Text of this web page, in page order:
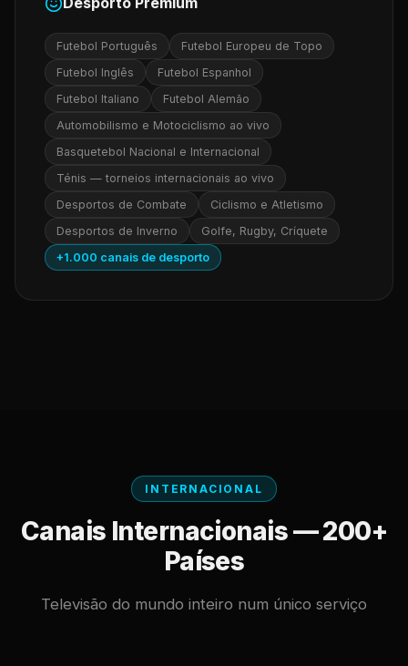
Futebol Português
Futebol Europeu de Topo
Futebol Inglês
Futebol Espanhol
Futebol Italiano
Futebol Alemão
Automobilismo e Motociclismo ao vivo
Basquetebol Nacional e Internacional
Ténis — torneios internacionais ao vivo
Desportos de Combate
Ciclismo e Atletismo
Desportos de Inverno
Golfe, Rugby, Críquete
+1.000 canais de desporto
INTERNACIONAL
Canais Internacionais — 200+
Países
Televisão do mundo inteiro num único serviço